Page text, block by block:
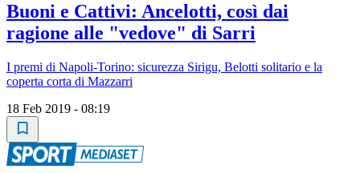
Buoni e Cattivi: Ancelotti, così dai
ragione alle "vedove" di Sarri
I premi di Napoli-Torino: sicurezza Sirigu, Belotti solitario e la
coperta corta di Mazzarri
18 Feb 2019 - 08:19